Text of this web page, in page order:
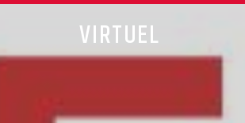
VIRTUEL